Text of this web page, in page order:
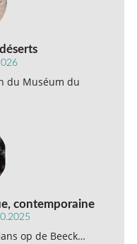
du Muséum du
contemporaine
op de Beeck…